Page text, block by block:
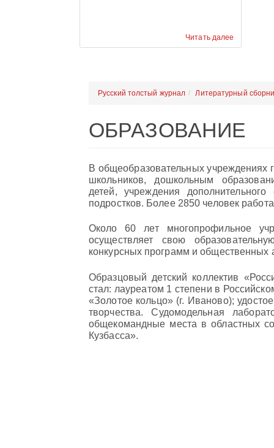
Читать далее
Русский толстый журнал Литературный
ОБРАЗОВАНИЕ
В общеобразовательных учреждениях
школьников, дошкольным
детей, учреждения
подростков. Более 2850 человек
Около 60 лет многопрофильное
осуществляет свою
конкурсных программ и общественных
Образцовый детский коллектив
стал: лауреатом 1 степени в
«Золотое кольцо» (г. Иваново);
творчества. Судомодельная
общекомандные места в областных
Кузбасса».